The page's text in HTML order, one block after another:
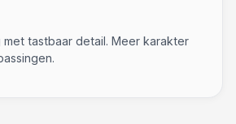
met tastbaar detail. Meer karakter